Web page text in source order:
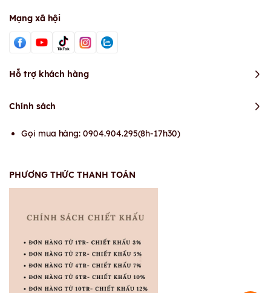
Mạng xã hội
Hỗ trợ khách hàng
Chính sách
Gọi mua hàng: 0904.904.295(8h-17h30)
PHƯƠNG THỨC THANH TOÁN